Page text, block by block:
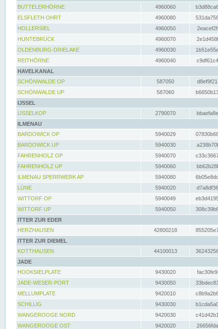
BUTTELERHÖRNE
4960060
ELSFLETH OHRT
4960080
HOLLERSIEL
4960050
HUNTEBRÜCK
4960070
OLDENBURG-DRIELAKE
4960030
REITHÖRNE
4960040
HAVELKANAL
SCHÖNWALDE OP
587050
SCHÖNWALDE UP
587060
IJSSEL
IJSSELKOP
2790070
ILMENAU
BARDOWICK OP
5940029
BARDOWICK UP
5940030
FAHRENHOLZ OP
5940070
FAHRENHOLZ UP
5940060
ILMENAU SPERRWERK AP
5940080
LÜNE
5940020
WITTORF OP
5940049
WITTORF UP
5940050
ITTER ZUR EDER
HERZHAUSEN
42800218
ITTER ZUR DIEMEL
KOTTHAUSEN
44100013
JADE
HOOKSIELPLATE
9430020
JADE-WESER-PORT
9430050
MELLUMPLATE
9420010
SCHILLIG
9430030
WANGEROOGE NORD
9420030
WANGEROOGE OST
9420020